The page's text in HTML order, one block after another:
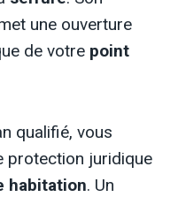
une ouverture
de votre point
qualifié, vous
protection juridique
habitation. Un